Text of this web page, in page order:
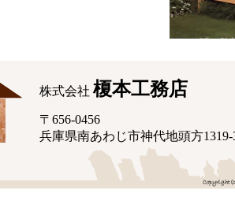
株式会社 榎本工務店
〒656-0456
兵庫県南あわじ市神代地頭方1319-